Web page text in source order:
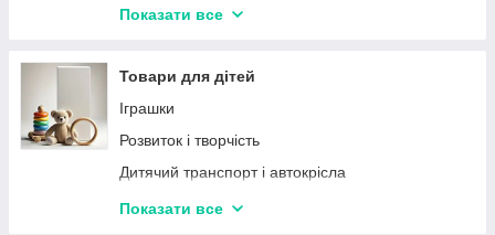
Електробритви, Епілятори
Ваги підлогові
Прилади для манікюру і педикюру
Косметика
Засоби індивідуального захисту
Косметичні дзеркала
Показати все
Товари для дітей
Іграшки
Розвиток і творчість
Дитячий транспорт і автокрісла
Для немовлят
Показати все